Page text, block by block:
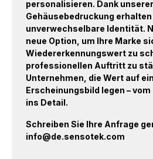
personalisieren. Dank
Gehäusebedruckung
unverwechselbare Identität.
neue Option, um Ihre Marke
Wiedererkennungswert zu
professionellen Auftritt zu
Unternehmen, die Wert auf
Erscheinungsbild legen –
ins Detail.
Schreiben Sie Ihre Anfrage
info@de.sensotek.com